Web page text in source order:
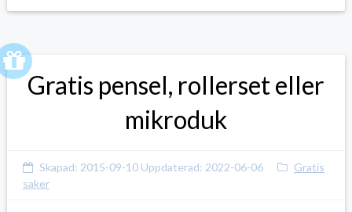
Gratis pensel, rollerset eller
mikroduk
Skapad: 2015-09-10 Uppdaterad: 2022-06-06
Gratis
saker